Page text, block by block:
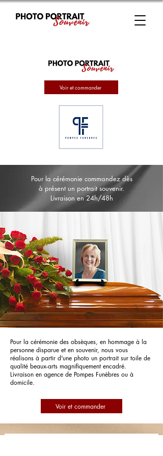
Voir et commander
Pour la cérémonie commandez dès
à présent un portrait souvenir.
Livraison en 24h/48h
Pour la cérémonie des obsèques, en hommage à la
personne disparue et en souvenir, nous vous
réalisons à partir d'une photo un portrait sur toile de
qualité beaux-arts magnifiquement encadré.
Livraison en agence de Pompes Funèbres ou à
domicile.
Voir et commander